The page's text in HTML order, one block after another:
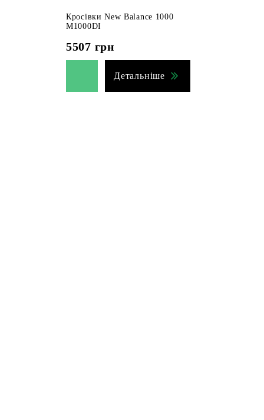
Кросівки New Balance 1000
M1000DI
5507 грн
Детальніше